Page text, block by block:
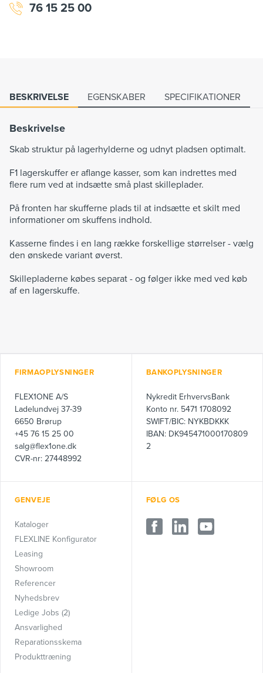
76 15 25 00
BESKRIVELSE EGENSKABER SPECIFIKATIONER
Beskrivelse
Skab struktur på lagerhylderne og udnyt pladsen optimalt.
F1 lagerskuffer er aflange kasser, som kan indrettes med
flere rum ved at indsætte små plast skilleplader.
På fronten har skufferne plads til at indsætte et skilt med
informationer om skuffens indhold.
Kasserne findes i en lang række forskellige størrelser - vælg
den ønskede variant øverst.
Skillepladerne købes separat - og følger ikke med ved køb
af en lagerskuffe.
FIRMAOPLYSNINGER
FLEX1ONE A/S
Ladelundvej 37-39
6650 Brørup
+45 76 15 25 00
salg@flex1one.dk
CVR-nr: 27448992
BANKOPLYSNINGER
Nykredit ErhvervsBank
Konto nr. 5471 1708092
SWIFT/BIC: NYKBDKKK
IBAN: DK945471000170809
2
GENVEJE
Kataloger
FLEXLINE Konfigurator
Leasing
Showroom
Referencer
Nyhedsbrev
Ledige Jobs (2)
Ansvarlighed
Reparationsskema
Produkttræning
FØLG OS